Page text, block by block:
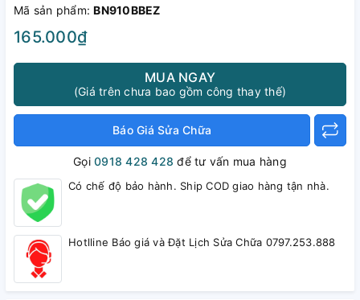
Mã sản phẩm:BN910BBEZ
165.000₫
MUA NGAY
(Giá trên chưa bao gồm công thay thế)
Báo Giá Sửa Chữa
Gọi0918 428 428 để tư vấn mua hàng
Có chế độ bảo hành. Ship COD giao hàng tận nhà.
Hotlline Báo giá và Đặt Lịch Sửa Chữa 0797.253.888